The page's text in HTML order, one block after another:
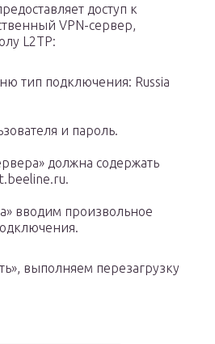
доступ к
VPN-сервер,
L2TP:
тип подключения: Russia
и пароль.
должна содержать
вводим произвольное
выполняем перезагрузку